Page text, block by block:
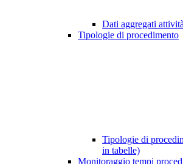
Dati aggregati
Tipologie di procedimento
Tipologie di
in tabelle)
Monitoraggio tempi